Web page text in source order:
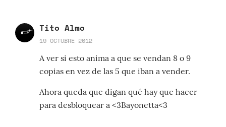
Tito Almo
19 OCTUBRE 2012
A ver si esto anima a que se vendan 8 o 9
copias en vez de las 5 que iban a vender.
Ahora queda que digan qué hay que hacer
para desbloquear a <3Bayonetta<3